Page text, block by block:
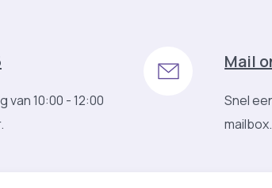
van 10:00 - 12:00
Mail
Snel
mailbox.